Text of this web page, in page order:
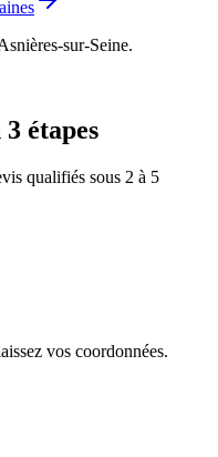
sur-Seine.
étapes
qualifiés sous 2 à 5
vos coordonnées.